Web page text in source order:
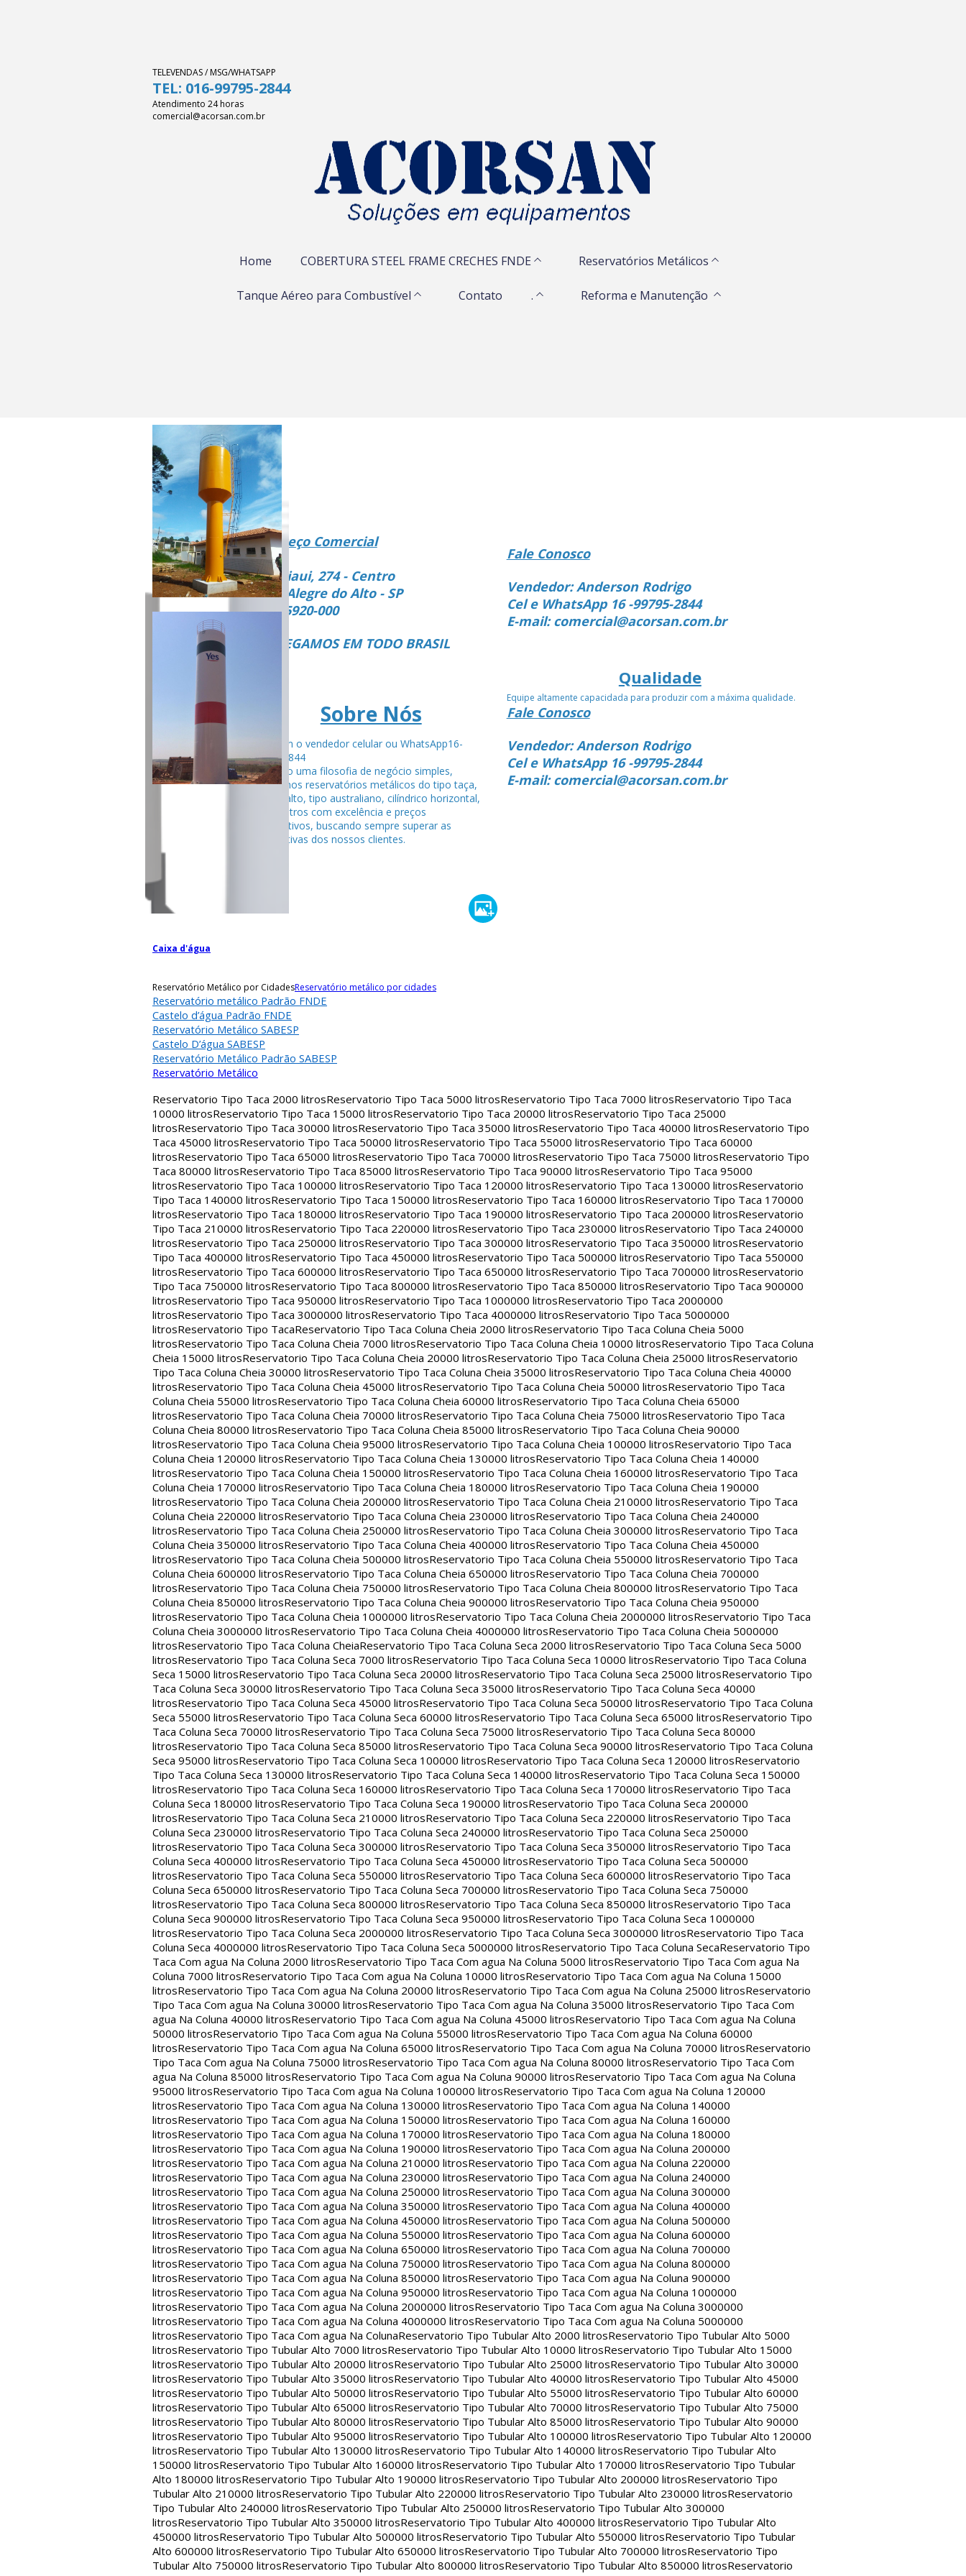
TELEVENDAS / MSG/WHATSAPP
TEL: 016-99795-2844
Atendimento 24 horas
comercial@acorsan.com.br
Home COBERTURA STEEL FRAME CRECHES FNDE Reservatórios Metálicos
Tanque Aéreo para Combustível Contato . Reforma e Manutenção
Endereço Comercial
Rua Piaui, 274 - Centro
Vista Alegre do Alto - SP
CEP 15920-000
ENTREGAMOS EM TODO BRASIL
Sobre Nós
Fale com o vendedor celular ou WhatsApp16-
99795-2844
Seguindo uma filosofia de negócio simples,
fabricamos reservatórios metálicos do tipo taça,
tubular alto, tipo australiano, cilíndrico horizontal,
entre outros com excelência e preços
competitivos, buscando sempre superar as
espectativas dos nossos clientes.
Fale Conosco
Vendedor: Anderson Rodrigo
Cel e WhatsApp 16 -99795-2844
E-mail: comercial@acorsan.com.br
Qualidade
Equipe altamente capacidada para produzir com a máxima qualidade.
Fale Conosco
Vendedor: Anderson Rodrigo
Cel e WhatsApp 16 -99795-2844
E-mail: comercial@acorsan.com.br
Caixa d'água
Reservatório Metálico por CidadesReservatório metálico por cidades
Reservatório metálico Padrão FNDE
Castelo d’água Padrão FNDE
Reservatório Metálico SABESP
Castelo D’água SABESP
Reservatório Metálico Padrão SABESP
Reservatório Metálico
Reservatorio Tipo Taca 2000 litrosReservatorio Tipo Taca 5000 litrosReservatorio Tipo Taca 7000 litrosReservatorio Tipo Taca
10000 litrosReservatorio Tipo Taca 15000 litrosReservatorio Tipo Taca 20000 litrosReservatorio Tipo Taca 25000
litrosReservatorio Tipo Taca 30000 litrosReservatorio Tipo Taca 35000 litrosReservatorio Tipo Taca 40000 litrosReservatorio Tipo
Taca 45000 litrosReservatorio Tipo Taca 50000 litrosReservatorio Tipo Taca 55000 litrosReservatorio Tipo Taca 60000
litrosReservatorio Tipo Taca 65000 litrosReservatorio Tipo Taca 70000 litrosReservatorio Tipo Taca 75000 litrosReservatorio Tipo
Taca 80000 litrosReservatorio Tipo Taca 85000 litrosReservatorio Tipo Taca 90000 litrosReservatorio Tipo Taca 95000
litrosReservatorio Tipo Taca 100000 litrosReservatorio Tipo Taca 120000 litrosReservatorio Tipo Taca 130000 litrosReservatorio
Tipo Taca 140000 litrosReservatorio Tipo Taca 150000 litrosReservatorio Tipo Taca 160000 litrosReservatorio Tipo Taca 170000
litrosReservatorio Tipo Taca 180000 litrosReservatorio Tipo Taca 190000 litrosReservatorio Tipo Taca 200000 litrosReservatorio
Tipo Taca 210000 litrosReservatorio Tipo Taca 220000 litrosReservatorio Tipo Taca 230000 litrosReservatorio Tipo Taca 240000
litrosReservatorio Tipo Taca 250000 litrosReservatorio Tipo Taca 300000 litrosReservatorio Tipo Taca 350000 litrosReservatorio
Tipo Taca 400000 litrosReservatorio Tipo Taca 450000 litrosReservatorio Tipo Taca 500000 litrosReservatorio Tipo Taca 550000
litrosReservatorio Tipo Taca 600000 litrosReservatorio Tipo Taca 650000 litrosReservatorio Tipo Taca 700000 litrosReservatorio
Tipo Taca 750000 litrosReservatorio Tipo Taca 800000 litrosReservatorio Tipo Taca 850000 litrosReservatorio Tipo Taca 900000
litrosReservatorio Tipo Taca 950000 litrosReservatorio Tipo Taca 1000000 litrosReservatorio Tipo Taca 2000000
litrosReservatorio Tipo Taca 3000000 litrosReservatorio Tipo Taca 4000000 litrosReservatorio Tipo Taca 5000000
litrosReservatorio Tipo TacaReservatorio Tipo Taca Coluna Cheia 2000 litrosReservatorio Tipo Taca Coluna Cheia 5000
litrosReservatorio Tipo Taca Coluna Cheia 7000 litrosReservatorio Tipo Taca Coluna Cheia 10000 litrosReservatorio Tipo Taca Coluna
Cheia 15000 litrosReservatorio Tipo Taca Coluna Cheia 20000 litrosReservatorio Tipo Taca Coluna Cheia 25000 litrosReservatorio
Tipo Taca Coluna Cheia 30000 litrosReservatorio Tipo Taca Coluna Cheia 35000 litrosReservatorio Tipo Taca Coluna Cheia 40000
litrosReservatorio Tipo Taca Coluna Cheia 45000 litrosReservatorio Tipo Taca Coluna Cheia 50000 litrosReservatorio Tipo Taca
Coluna Cheia 55000 litrosReservatorio Tipo Taca Coluna Cheia 60000 litrosReservatorio Tipo Taca Coluna Cheia 65000
litrosReservatorio Tipo Taca Coluna Cheia 70000 litrosReservatorio Tipo Taca Coluna Cheia 75000 litrosReservatorio Tipo Taca
Coluna Cheia 80000 litrosReservatorio Tipo Taca Coluna Cheia 85000 litrosReservatorio Tipo Taca Coluna Cheia 90000
litrosReservatorio Tipo Taca Coluna Cheia 95000 litrosReservatorio Tipo Taca Coluna Cheia 100000 litrosReservatorio Tipo Taca
Coluna Cheia 120000 litrosReservatorio Tipo Taca Coluna Cheia 130000 litrosReservatorio Tipo Taca Coluna Cheia 140000
litrosReservatorio Tipo Taca Coluna Cheia 150000 litrosReservatorio Tipo Taca Coluna Cheia 160000 litrosReservatorio Tipo Taca
Coluna Cheia 170000 litrosReservatorio Tipo Taca Coluna Cheia 180000 litrosReservatorio Tipo Taca Coluna Cheia 190000
litrosReservatorio Tipo Taca Coluna Cheia 200000 litrosReservatorio Tipo Taca Coluna Cheia 210000 litrosReservatorio Tipo Taca
Coluna Cheia 220000 litrosReservatorio Tipo Taca Coluna Cheia 230000 litrosReservatorio Tipo Taca Coluna Cheia 240000
litrosReservatorio Tipo Taca Coluna Cheia 250000 litrosReservatorio Tipo Taca Coluna Cheia 300000 litrosReservatorio Tipo Taca
Coluna Cheia 350000 litrosReservatorio Tipo Taca Coluna Cheia 400000 litrosReservatorio Tipo Taca Coluna Cheia 450000
litrosReservatorio Tipo Taca Coluna Cheia 500000 litrosReservatorio Tipo Taca Coluna Cheia 550000 litrosReservatorio Tipo Taca
Coluna Cheia 600000 litrosReservatorio Tipo Taca Coluna Cheia 650000 litrosReservatorio Tipo Taca Coluna Cheia 700000
litrosReservatorio Tipo Taca Coluna Cheia 750000 litrosReservatorio Tipo Taca Coluna Cheia 800000 litrosReservatorio Tipo Taca
Coluna Cheia 850000 litrosReservatorio Tipo Taca Coluna Cheia 900000 litrosReservatorio Tipo Taca Coluna Cheia 950000
litrosReservatorio Tipo Taca Coluna Cheia 1000000 litrosReservatorio Tipo Taca Coluna Cheia 2000000 litrosReservatorio Tipo Taca
Coluna Cheia 3000000 litrosReservatorio Tipo Taca Coluna Cheia 4000000 litrosReservatorio Tipo Taca Coluna Cheia 5000000
litrosReservatorio Tipo Taca Coluna CheiaReservatorio Tipo Taca Coluna Seca 2000 litrosReservatorio Tipo Taca Coluna Seca 5000
litrosReservatorio Tipo Taca Coluna Seca 7000 litrosReservatorio Tipo Taca Coluna Seca 10000 litrosReservatorio Tipo Taca Coluna
Seca 15000 litrosReservatorio Tipo Taca Coluna Seca 20000 litrosReservatorio Tipo Taca Coluna Seca 25000 litrosReservatorio Tipo
Taca Coluna Seca 30000 litrosReservatorio Tipo Taca Coluna Seca 35000 litrosReservatorio Tipo Taca Coluna Seca 40000
litrosReservatorio Tipo Taca Coluna Seca 45000 litrosReservatorio Tipo Taca Coluna Seca 50000 litrosReservatorio Tipo Taca Coluna
Seca 55000 litrosReservatorio Tipo Taca Coluna Seca 60000 litrosReservatorio Tipo Taca Coluna Seca 65000 litrosReservatorio Tipo
Taca Coluna Seca 70000 litrosReservatorio Tipo Taca Coluna Seca 75000 litrosReservatorio Tipo Taca Coluna Seca 80000
litrosReservatorio Tipo Taca Coluna Seca 85000 litrosReservatorio Tipo Taca Coluna Seca 90000 litrosReservatorio Tipo Taca Coluna
Seca 95000 litrosReservatorio Tipo Taca Coluna Seca 100000 litrosReservatorio Tipo Taca Coluna Seca 120000 litrosReservatorio
Tipo Taca Coluna Seca 130000 litrosReservatorio Tipo Taca Coluna Seca 140000 litrosReservatorio Tipo Taca Coluna Seca 150000
litrosReservatorio Tipo Taca Coluna Seca 160000 litrosReservatorio Tipo Taca Coluna Seca 170000 litrosReservatorio Tipo Taca
Coluna Seca 180000 litrosReservatorio Tipo Taca Coluna Seca 190000 litrosReservatorio Tipo Taca Coluna Seca 200000
litrosReservatorio Tipo Taca Coluna Seca 210000 litrosReservatorio Tipo Taca Coluna Seca 220000 litrosReservatorio Tipo Taca
Coluna Seca 230000 litrosReservatorio Tipo Taca Coluna Seca 240000 litrosReservatorio Tipo Taca Coluna Seca 250000
litrosReservatorio Tipo Taca Coluna Seca 300000 litrosReservatorio Tipo Taca Coluna Seca 350000 litrosReservatorio Tipo Taca
Coluna Seca 400000 litrosReservatorio Tipo Taca Coluna Seca 450000 litrosReservatorio Tipo Taca Coluna Seca 500000
litrosReservatorio Tipo Taca Coluna Seca 550000 litrosReservatorio Tipo Taca Coluna Seca 600000 litrosReservatorio Tipo Taca
Coluna Seca 650000 litrosReservatorio Tipo Taca Coluna Seca 700000 litrosReservatorio Tipo Taca Coluna Seca 750000
litrosReservatorio Tipo Taca Coluna Seca 800000 litrosReservatorio Tipo Taca Coluna Seca 850000 litrosReservatorio Tipo Taca
Coluna Seca 900000 litrosReservatorio Tipo Taca Coluna Seca 950000 litrosReservatorio Tipo Taca Coluna Seca 1000000
litrosReservatorio Tipo Taca Coluna Seca 2000000 litrosReservatorio Tipo Taca Coluna Seca 3000000 litrosReservatorio Tipo Taca
Coluna Seca 4000000 litrosReservatorio Tipo Taca Coluna Seca 5000000 litrosReservatorio Tipo Taca Coluna SecaReservatorio Tipo
Taca Com agua Na Coluna 2000 litrosReservatorio Tipo Taca Com agua Na Coluna 5000 litrosReservatorio Tipo Taca Com agua Na
Coluna 7000 litrosReservatorio Tipo Taca Com agua Na Coluna 10000 litrosReservatorio Tipo Taca Com agua Na Coluna 15000
litrosReservatorio Tipo Taca Com agua Na Coluna 20000 litrosReservatorio Tipo Taca Com agua Na Coluna 25000 litrosReservatorio
Tipo Taca Com agua Na Coluna 30000 litrosReservatorio Tipo Taca Com agua Na Coluna 35000 litrosReservatorio Tipo Taca Com
agua Na Coluna 40000 litrosReservatorio Tipo Taca Com agua Na Coluna 45000 litrosReservatorio Tipo Taca Com agua Na Coluna
50000 litrosReservatorio Tipo Taca Com agua Na Coluna 55000 litrosReservatorio Tipo Taca Com agua Na Coluna 60000
litrosReservatorio Tipo Taca Com agua Na Coluna 65000 litrosReservatorio Tipo Taca Com agua Na Coluna 70000 litrosReservatorio
Tipo Taca Com agua Na Coluna 75000 litrosReservatorio Tipo Taca Com agua Na Coluna 80000 litrosReservatorio Tipo Taca Com
agua Na Coluna 85000 litrosReservatorio Tipo Taca Com agua Na Coluna 90000 litrosReservatorio Tipo Taca Com agua Na Coluna
95000 litrosReservatorio Tipo Taca Com agua Na Coluna 100000 litrosReservatorio Tipo Taca Com agua Na Coluna 120000
litrosReservatorio Tipo Taca Com agua Na Coluna 130000 litrosReservatorio Tipo Taca Com agua Na Coluna 140000
litrosReservatorio Tipo Taca Com agua Na Coluna 150000 litrosReservatorio Tipo Taca Com agua Na Coluna 160000
litrosReservatorio Tipo Taca Com agua Na Coluna 170000 litrosReservatorio Tipo Taca Com agua Na Coluna 180000
litrosReservatorio Tipo Taca Com agua Na Coluna 190000 litrosReservatorio Tipo Taca Com agua Na Coluna 200000
litrosReservatorio Tipo Taca Com agua Na Coluna 210000 litrosReservatorio Tipo Taca Com agua Na Coluna 220000
litrosReservatorio Tipo Taca Com agua Na Coluna 230000 litrosReservatorio Tipo Taca Com agua Na Coluna 240000
litrosReservatorio Tipo Taca Com agua Na Coluna 250000 litrosReservatorio Tipo Taca Com agua Na Coluna 300000
litrosReservatorio Tipo Taca Com agua Na Coluna 350000 litrosReservatorio Tipo Taca Com agua Na Coluna 400000
litrosReservatorio Tipo Taca Com agua Na Coluna 450000 litrosReservatorio Tipo Taca Com agua Na Coluna 500000
litrosReservatorio Tipo Taca Com agua Na Coluna 550000 litrosReservatorio Tipo Taca Com agua Na Coluna 600000
litrosReservatorio Tipo Taca Com agua Na Coluna 650000 litrosReservatorio Tipo Taca Com agua Na Coluna 700000
litrosReservatorio Tipo Taca Com agua Na Coluna 750000 litrosReservatorio Tipo Taca Com agua Na Coluna 800000
litrosReservatorio Tipo Taca Com agua Na Coluna 850000 litrosReservatorio Tipo Taca Com agua Na Coluna 900000
litrosReservatorio Tipo Taca Com agua Na Coluna 950000 litrosReservatorio Tipo Taca Com agua Na Coluna 1000000
litrosReservatorio Tipo Taca Com agua Na Coluna 2000000 litrosReservatorio Tipo Taca Com agua Na Coluna 3000000
litrosReservatorio Tipo Taca Com agua Na Coluna 4000000 litrosReservatorio Tipo Taca Com agua Na Coluna 5000000
litrosReservatorio Tipo Taca Com agua Na ColunaReservatorio Tipo Tubular Alto 2000 litrosReservatorio Tipo Tubular Alto 5000
litrosReservatorio Tipo Tubular Alto 7000 litrosReservatorio Tipo Tubular Alto 10000 litrosReservatorio Tipo Tubular Alto 15000
litrosReservatorio Tipo Tubular Alto 20000 litrosReservatorio Tipo Tubular Alto 25000 litrosReservatorio Tipo Tubular Alto 30000
litrosReservatorio Tipo Tubular Alto 35000 litrosReservatorio Tipo Tubular Alto 40000 litrosReservatorio Tipo Tubular Alto 45000
litrosReservatorio Tipo Tubular Alto 50000 litrosReservatorio Tipo Tubular Alto 55000 litrosReservatorio Tipo Tubular Alto 60000
litrosReservatorio Tipo Tubular Alto 65000 litrosReservatorio Tipo Tubular Alto 70000 litrosReservatorio Tipo Tubular Alto 75000
litrosReservatorio Tipo Tubular Alto 80000 litrosReservatorio Tipo Tubular Alto 85000 litrosReservatorio Tipo Tubular Alto 90000
litrosReservatorio Tipo Tubular Alto 95000 litrosReservatorio Tipo Tubular Alto 100000 litrosReservatorio Tipo Tubular Alto 120000
litrosReservatorio Tipo Tubular Alto 130000 litrosReservatorio Tipo Tubular Alto 140000 litrosReservatorio Tipo Tubular Alto
150000 litrosReservatorio Tipo Tubular Alto 160000 litrosReservatorio Tipo Tubular Alto 170000 litrosReservatorio Tipo Tubular
Alto 180000 litrosReservatorio Tipo Tubular Alto 190000 litrosReservatorio Tipo Tubular Alto 200000 litrosReservatorio Tipo
Tubular Alto 210000 litrosReservatorio Tipo Tubular Alto 220000 litrosReservatorio Tipo Tubular Alto 230000 litrosReservatorio
Tipo Tubular Alto 240000 litrosReservatorio Tipo Tubular Alto 250000 litrosReservatorio Tipo Tubular Alto 300000
litrosReservatorio Tipo Tubular Alto 350000 litrosReservatorio Tipo Tubular Alto 400000 litrosReservatorio Tipo Tubular Alto
450000 litrosReservatorio Tipo Tubular Alto 500000 litrosReservatorio Tipo Tubular Alto 550000 litrosReservatorio Tipo Tubular
Alto 600000 litrosReservatorio Tipo Tubular Alto 650000 litrosReservatorio Tipo Tubular Alto 700000 litrosReservatorio Tipo
Tubular Alto 750000 litrosReservatorio Tipo Tubular Alto 800000 litrosReservatorio Tipo Tubular Alto 850000 litrosReservatorio